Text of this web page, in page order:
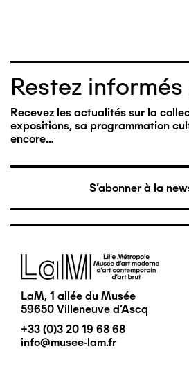
Restez informés
Recevez les actualités sur la
expositions, sa programmation
encore…
S'abonner à la
Image
LaM, 1 allée du Musée
59650 Villeneuve d'Ascq
+33 (0)3 20 19 68 68
info@musee-lam.fr